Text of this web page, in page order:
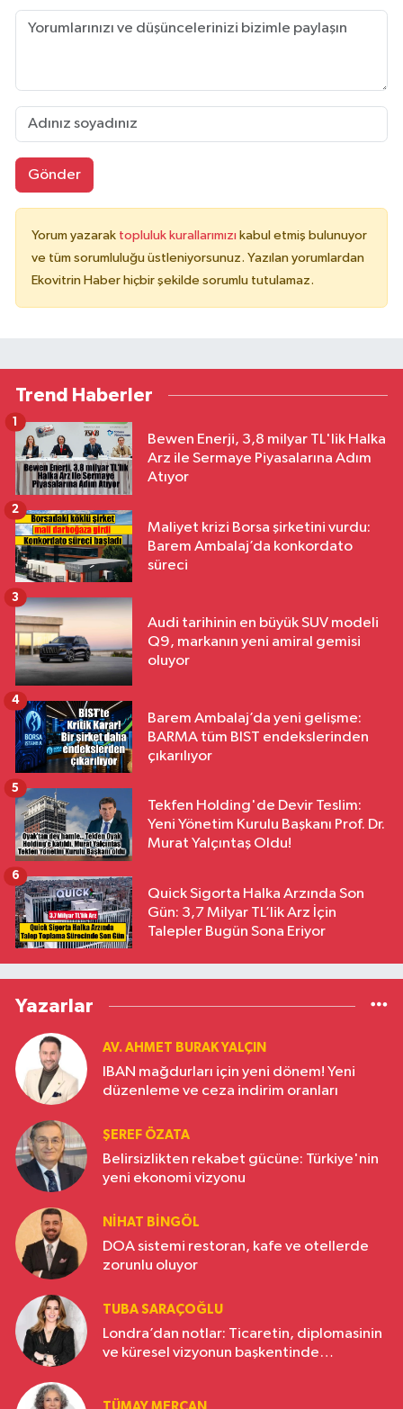
Gönder
Yorum yazarak topluluk kurallarımızı kabul etmiş bulunuyor
ve tüm sorumluluğu üstleniyorsunuz. Yazılan yorumlardan
Ekovitrin Haber hiçbir şekilde sorumlu tutulamaz.
Trend Haberler
Bewen Enerji, 3,8 milyar TL'lik Halka
Arz ile Sermaye Piyasalarına Adım
Atıyor
1
Maliyet krizi Borsa şirketini vurdu:
Barem Ambalaj’da konkordato
süreci
2
Audi tarihinin en büyük SUV modeli
Q9, markanın yeni amiral gemisi
oluyor
3
Barem Ambalaj’da yeni gelişme:
BARMA tüm BIST endekslerinden
çıkarılıyor
4
Tekfen Holding'de Devir Teslim:
Yeni Yönetim Kurulu Başkanı Prof. Dr.
Murat Yalçıntaş Oldu!
5
Quick Sigorta Halka Arzında Son
Gün: 3,7 Milyar TL’lik Arz İçin
Talepler Bugün Sona Eriyor
6
Yazarlar
AV. AHMET BURAK YALÇIN
IBAN mağdurları için yeni dönem! Yeni
düzenleme ve ceza indirim oranları
ŞEREF ÖZATA
Belirsizlikten rekabet gücüne: Türkiye'nin
yeni ekonomi vizyonu
NIHAT BINGÖL
DOA sistemi restoran, kafe ve otellerde
zorunlu oluyor
TUBA SARAÇOĞLU
Londra’dan notlar: Ticaretin, diplomasinin
ve küresel vizyonun başkentinde